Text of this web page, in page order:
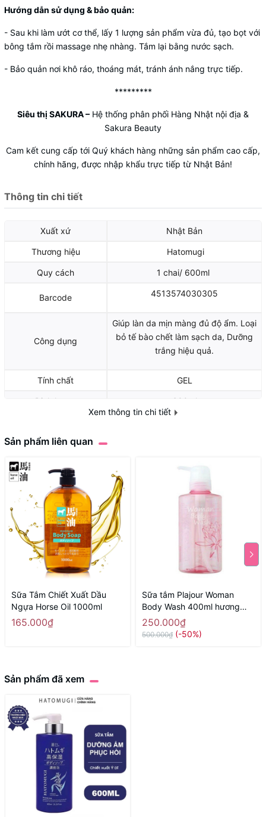
Hướng dẫn sử dụng & bảo quản:
- Sau khi làm ướt cơ thể, lấy 1 lượng sản phẩm vừa đủ, tạo bọt với
bông tắm rồi massage nhẹ nhàng. Tắm lại bằng nước sạch.
- Bảo quản nơi khô ráo, thoáng mát, tránh ánh nắng trực tiếp.
*********
Siêu thị SAKURA– Hệ thống phân phối Hàng Nhật nội địa &
Sakura Beauty
Cam kết cung cấp tới Quý khách hàng những sản phẩm cao cấp,
chính hãng, được nhập khẩu trực tiếp từ Nhật Bản!
Thông tin chi tiết
Xuất xứ Nhật Bản
Thương hiệu Hatomugi
Quy cách 1 chai/ 600ml
Barcode 4513574030305
Công dụng
Giúp làn da mịn màng đủ độ ẩm. Loại
bỏ tế bào chết làm sạch da, Dưỡng
trắng hiệu quả.
Tính chất GEL
Định lượng
600ml
Xem thông tin chi tiết
Sản phẩm liên quan
Sữa Tắm Chiết Xuất Dầu
Ngựa Horse Oil 1000ml
165.000₫
Sữa tắm Plajour Woman
Body Wash 400ml hương
hoa - Hàng Nhật nội địa
250.000₫
500.000₫ (-50%)
Sản phẩm đã xem